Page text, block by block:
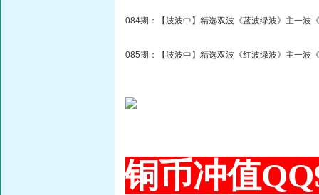
084期：【波波中】精选双波《蓝波绿波》主一波
085期：【波波中】精选双波《红波绿波》主一波
铜币冲值